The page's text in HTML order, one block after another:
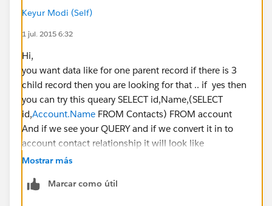
Keyur Modi (Self)
1 jul. 2015 6:32
Hi,
you want data like for one parent record if there is 3
child record then you are looking for that .. if yes then
you can try this queary SELECT id,Name,(SELECT
id,Account.Name FROM Contacts) FROM account
And if we see your QUERY and if we convert it in to
account contact relationship it will look like
Select id,name from account where id NOT IN ( select
and this query will not return any records.
Mostrar más
Marcar como útil